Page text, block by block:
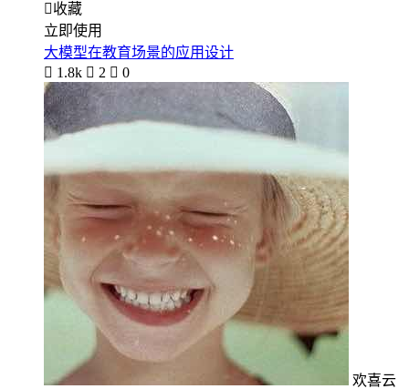
收藏
立即使用
大模型在教育场景的应用设计
 1.8k  2  0
欢喜云